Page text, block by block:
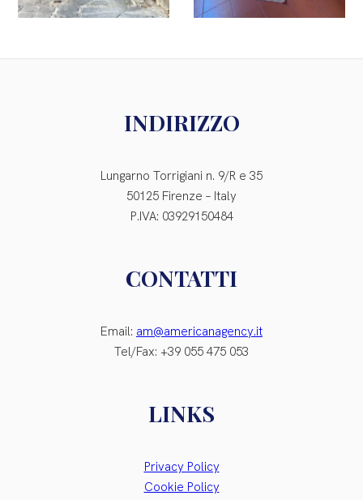
INDIRIZZO
Lungarno Torrigiani n. 9/R e 35
50125 Firenze – Italy
P.IVA: 03929150484
CONTATTI
Email: am@americanagency.it
Tel/Fax: +39 055 475 053
LINKS
Privacy Policy
Cookie Policy